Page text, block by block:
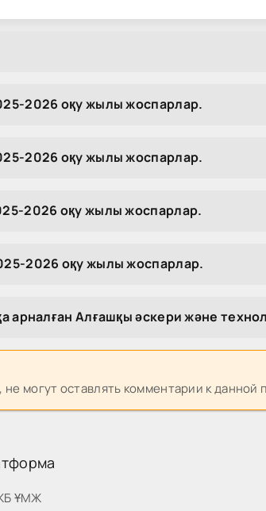
2026 оқу жылы жоспарлар.
2026 оқу жылы жоспарлар.
2026 оқу жылы жоспарлар.
2026 оқу жылы жоспарлар.
арналған Алғашқы әскери және
, не могут оставлять комментарии к данной
ҰМЖ